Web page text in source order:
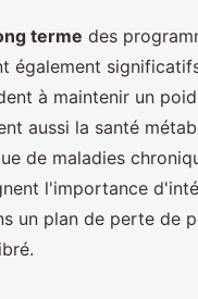
terme des
également
à maintenir un
aussi la santé
de maladies
l'importance
un plan de perte de